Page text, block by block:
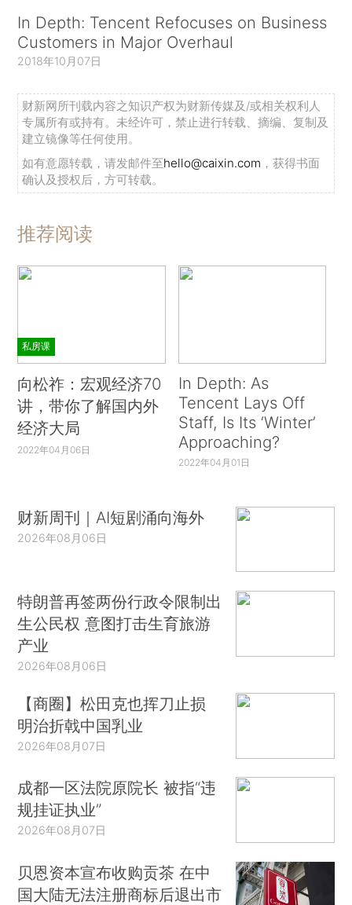
In Depth: Tencent Refocuses on Business
Customers in Major Overhaul
2018年10月07日
财新网所刊载内容之知识产权为财新传媒及/或相关权利人
专属所有或持有。未经许可，禁止进行转载、摘编、复制及
建立镜像等任何使用。
如有意愿转载，请发邮件至hello@caixin.com ，获得书面
确认及授权后，方可转载。
推荐阅读
私房课
向松祚：宏观经济70
讲，带你了解国内外
经济大局
2022年04月06日
In Depth: As
Tencent Lays Off
Staff, Is Its ‘Winter’
Approaching?
2022年04月01日
财新周刊｜AI短剧涌向海外
2026年08月06日
特朗普再签两份行政令限制出
生公民权 意图打击生育旅游
产业
2026年08月06日
【商圈】松田克也挥刀止损
明治折戟中国乳业
2026年08月07日
成都一区法院原院长 被指“违
规挂证执业”
2026年08月07日
贝恩资本宣布收购贡茶 在中
国大陆无法注册商标后退出市